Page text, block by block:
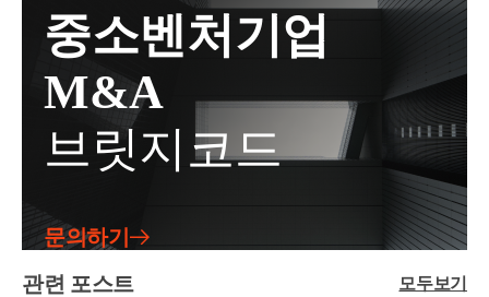
제 기준이 달랐음에도 모두 ‘장기보유특별공제’라는
동일한 명칭을 사용해 왔는데, 이번 이원화를 통해 명
칭이 직관적으로 변경된 것 같습니다.&lt;2&gt; 1세대 1
주택자 주택 공제방식 및 공제율 변경(57페이지)1세대
1주택자가 2년 이상 거주한 경우 적용받는 장기보유특
별공제율은 다음과 같이 변경될 예정입니다.- 현행 : 보
유기간*4%(최대40%) + 거주기간*4%(최대40%)- 개정
후 : 27년 유지, 28년과 29년 아래와 같이 변경현재는 보
유기간 1년당 4%(최대10년) + 거주기간 1년당 4%(최대
10년)로 10년 이상 보유 및 거주한 경우 최대 80%의 공
제를 적용받습니다.이번 개정안은 1세대 1주택자의 최
을 활용하여 중과세를 피할 수 있습니다.일반과세와
중과세는 2~3배 이상 세금이 차이나기 때문에 중과세
를 피할 수 있는 적절한 방법을 모색해야합니다.2. 양
도세 중과는 세금이 얼마나 늘어날까?양도소득세는
크게 비과세, 일반과세, 다주택자 중과세 3가지로 구분
됩니다.구분과세대상세율비과세1주택자12억원까지
비과세일반과세1주택자 or 다주택자6~45%중과세다
주택자 + 조정지역일반세율 + 20%(30%)(장기보유공제
적용 제외)비과세는 1세대 1주택자에게 12억원 까지
세금을 부과하지 않는 것이며, 중과세는 2주택 이상의
다주택자이면서 조정지역 주택을 양도하는 경우 일반
여할 수 있기 때문에 규모가 작은 아파트나 부동산을
증여한다면 세금이 부담되지 않지만, 증여하려는 부동
산의 규모가 클수록 증여세는 기하급수적으로 늘어납
니다.3억짜리 주택을 결혼하는 자녀에게 증여하면 증
여세2천만원만 내면 되지만, 10억원짜리 아파트를 증
여하면 증여세는1.9억원을 내야합니다. 만약 부모님이
다주택자라면 자녀가 내야하는 취득세가1.3억원이기
때문에 합계3억원 넘는 세금을 내야 증여받을 수 있습
니다.2. 매매부모님이 내야할 세금 : 양도세자녀가 내
야할 세금 : 취득세장점 : 시세보다 저렴하게 사올 수
중소벤처기업
M&A
브릿지코드
문의하기
관련 포스트
모두보기